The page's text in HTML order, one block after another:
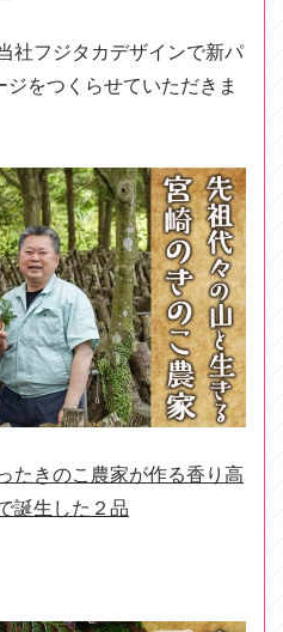
社フジタカデザインで新パ
をつくらせていただきま
たきのこ農家が作る香り高
誕生した２品